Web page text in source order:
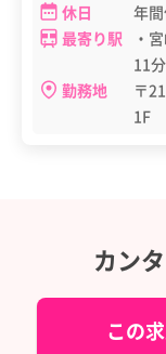
休日
年
最寄り駅
・
11分
勤務地
〒
1F
カン
この